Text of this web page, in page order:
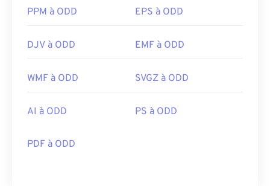
PPM à ODD EPS à ODD
DJV à ODD EMF à ODD
WMF à ODD SVGZ à ODD
AI à ODD PS à ODD
PDF à ODD